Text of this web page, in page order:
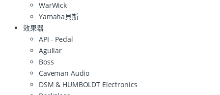
WarWick
Yamaha貝斯
效果器
API - Pedal
Aguilar
Boss
Caveman Audio
DSM & HUMBOLDT Electronics